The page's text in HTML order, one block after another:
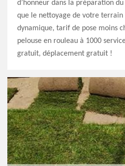
d’honneur dans la préparation
que le nettoyage de votre
dynamique, tarif de pose moins
pelouse en rouleau à 1000
gratuit, déplacement gratuit !